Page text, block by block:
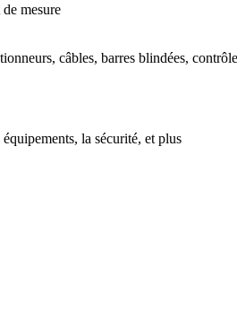
mesure
câbles, barres blindées,
la sécurité, et plus